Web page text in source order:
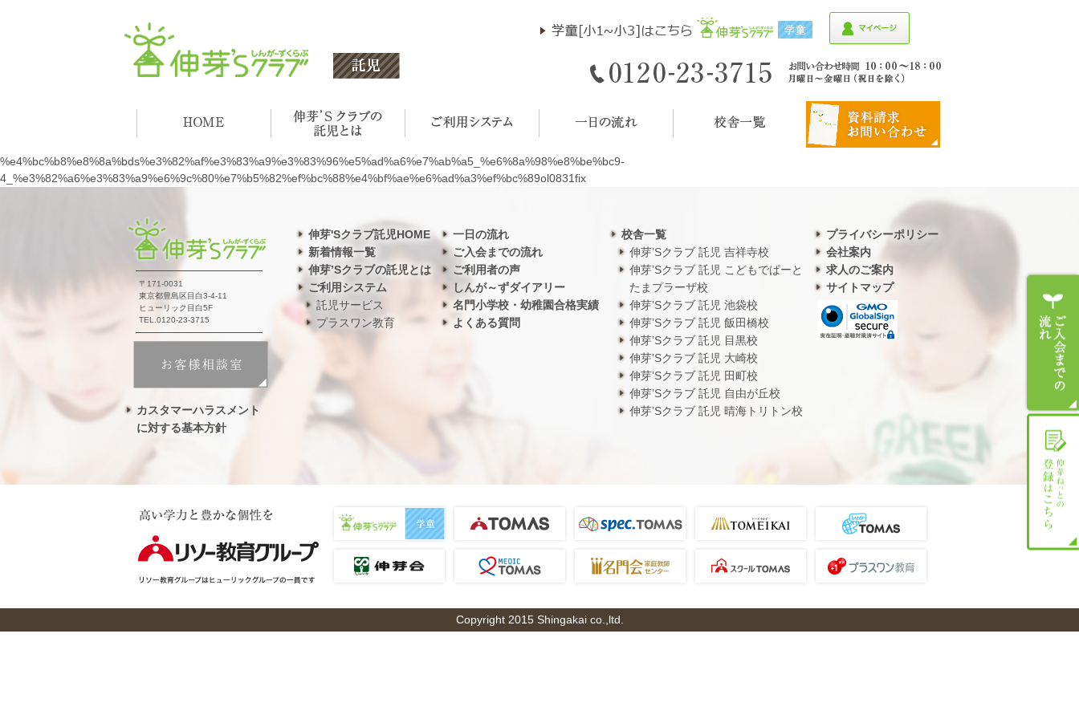
%e4%bc%b8%e8%8a%bds%e3%82%af%e3%83%a9%e3%83%96%e5%ad%a6%e7%ab%a5_%e6%8a%98%e8%be%bc9-
4_%e3%82%a6%e3%83%a9%e6%9c%80%e7%b5%82%ef%bc%88%e4%bf%ae%e6%ad%a3%ef%bc%89ol0831fix
〒171-0031
東京都豊島区目白3-4-11
ヒューリック目白5F
TEL.0120-23-3715
カスタマーハラスメント
に対する基本方針
伸芽'Sクラブ託児HOME
新着情報一覧
伸芽’Sクラブの託児とは
ご利用システム
託児サービス
プラスワン教育
一日の流れ
ご入会までの流れ
ご利用者の声
しんが～ずダイアリー
名門小学校・幼稚園合格実績
よくある質問
校舎一覧
伸芽’Sクラブ 託児 吉祥寺校
伸芽’Sクラブ 託児 こどもでぱーと
たまプラーザ校
伸芽’Sクラブ 託児 池袋校
伸芽’Sクラブ 託児 飯田橋校
伸芽’Sクラブ 託児 目黒校
伸芽’Sクラブ 託児 大崎校
伸芽’Sクラブ 託児 田町校
伸芽’Sクラブ 託児 自由が丘校
伸芽’Sクラブ 託児 晴海トリトン校
プライバシーポリシー
会社案内
求人のご案内
サイトマップ
Copyright 2015 Shingakai co.,ltd.